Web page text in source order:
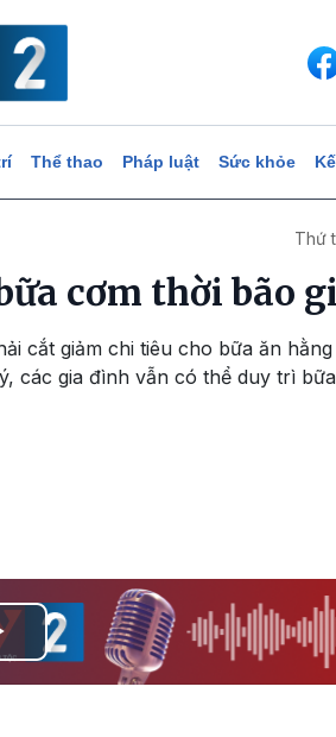
Thể thao Pháp luật Sức khỏe
Thứ
cơm thời bão
cắt giảm chi tiêu cho bữa ăn
các gia đình vẫn có thể duy trì